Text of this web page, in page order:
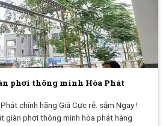
phơi thông minh Hòa Phát
chính hãng Giá Cực rẻ. sắm Ngay !
giàn phơi thông minh hòa phát hàng